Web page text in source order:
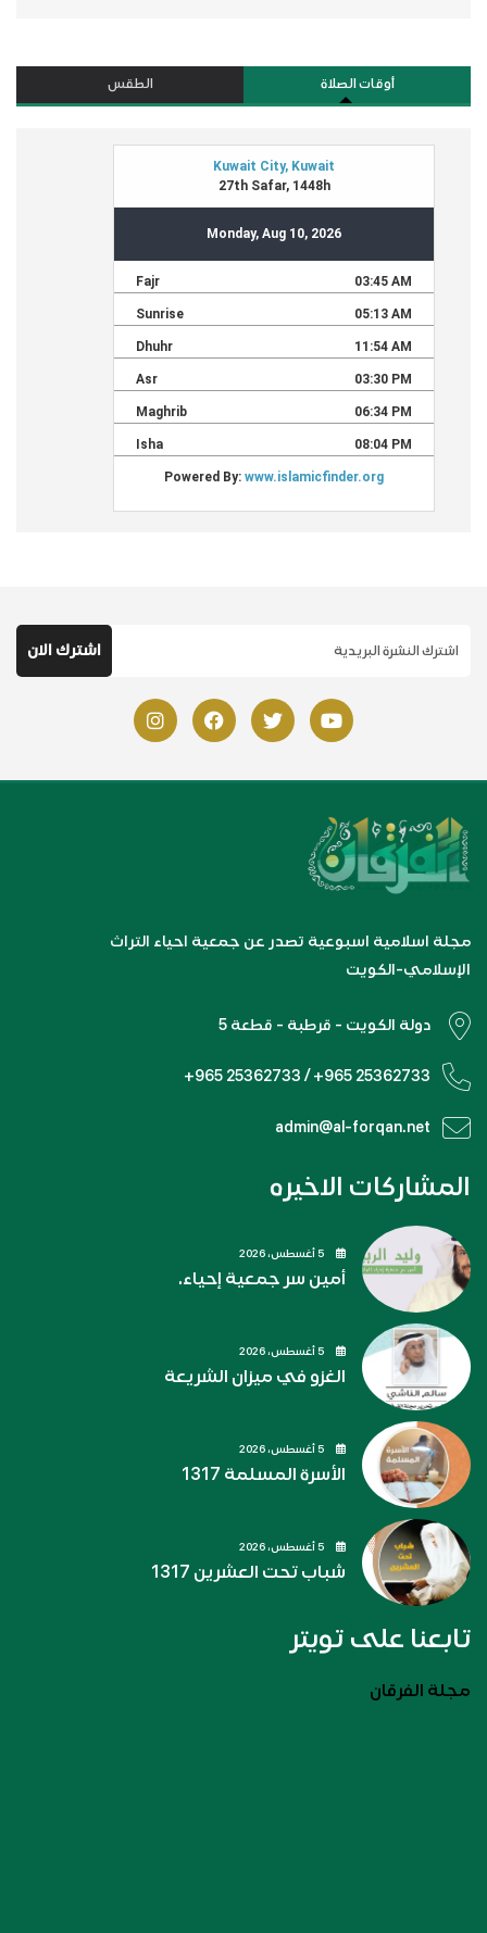
أوقات الصلاة الطقس
مجلة اسلامية اسبوعية تصدر عن جمعية احياء التراث
الإسلامي-الكويت
دولة الكويت - قرطبة - قطعة 5
+965 25362733 / +965 25362733
admin@al-forqan.net
المشاركات الاخيره
أمين سر جمعية إحياء.
الغزو في ميزان الشريعة
الأسرة المسلمة 1317
شباب تحت العشرين 1317
تابعنا على تويتر
مجلة الفرقان